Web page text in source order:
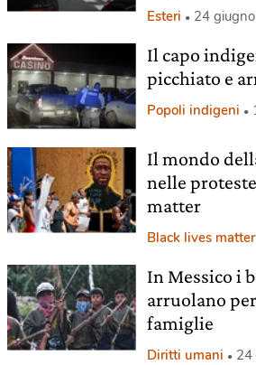
Esteri 24
Il capo
picchiato e
Popoli indigeni
Il mondo
nelle
matter
Black lives matter
In Messico i
arruolano
famiglie
Diritti umani 24